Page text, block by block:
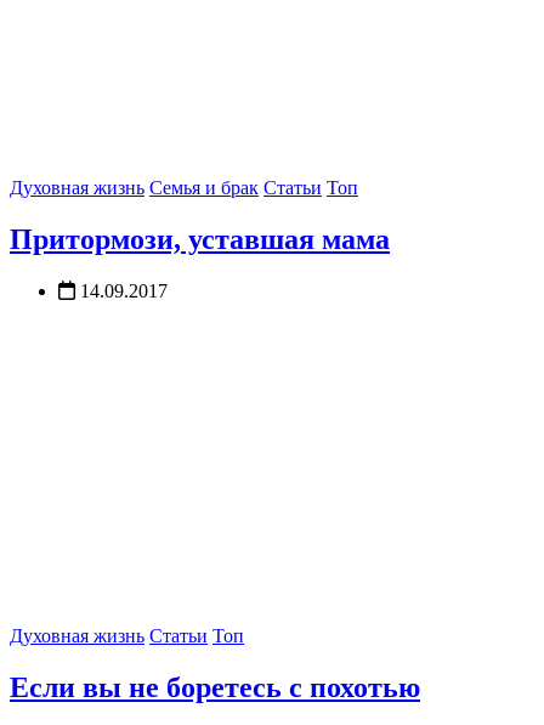
Духовная жизнь Семья и брак Статьи Топ
Притормози, уставшая мама
14.09.2017
Духовная жизнь Статьи Топ
Если вы не боретесь с похотью